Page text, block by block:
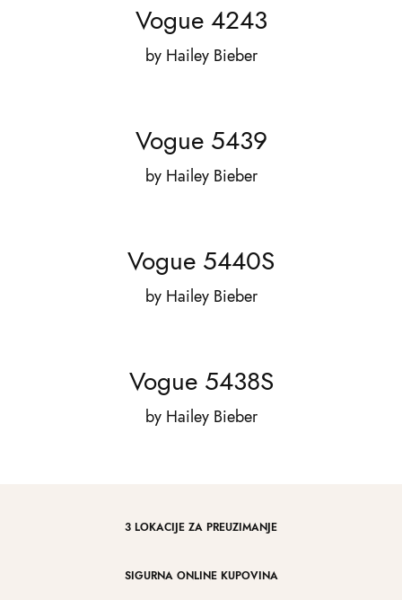
Vogue 4243
by Hailey Bieber
Vogue 5439
by Hailey Bieber
Vogue 5440S
by Hailey Bieber
Vogue 5438S
by Hailey Bieber
3 LOKACIJE ZA PREUZIMANJE
SIGURNA ONLINE KUPOVINA